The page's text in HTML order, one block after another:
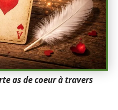
as de coeur à travers